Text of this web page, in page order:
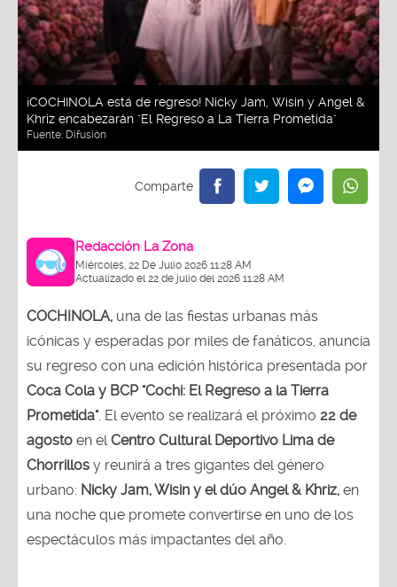
¡COCHINOLA está de regreso! Nicky Jam, Wisin y Angel &
Khriz encabezarán "El Regreso a La Tierra Prometida"
Fuente: Difusión
Redacción La Zona
Miércoles, 22 De Julio 2026 11:28 AM
Actualizado el 22 de julio del 2026 11:28 AM
COCHINOLA, una de las fiestas urbanas más
icónicas y esperadas por miles de fanáticos, anuncia
su regreso con una edición histórica presentada por
Coca Cola y BCP "Cochi: El Regreso a la Tierra
Prometida". El evento se realizará el próximo 22 de
agosto en elCentro Cultural Deportivo Lima de
Chorrillos y reunirá a tres gigantes del género
urbano: Nicky Jam, Wisin y el dúo Angel & Khriz, en
una noche que promete convertirse en uno de los
espectáculos más impactantes del año.